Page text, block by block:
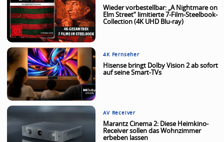
Wieder vorbestellbar: „A Nightmare on
Elm Street“ limitierte 7-Film-Steelbook-
Collection (4K UHD Blu-ray)
4K Fernseher
Hisense bringt Dolby Vision 2 ab sofort
auf seine Smart-TVs
AV Receiver
Marantz Cinema 2: Diese Heimkino-
Receiver sollen das Wohnzimmer
erbeben lassen